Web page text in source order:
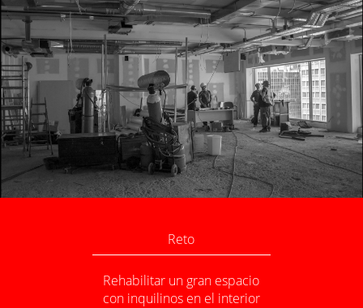
Reto
Rehabilitar un gran espacio
con inquilinos en el interior